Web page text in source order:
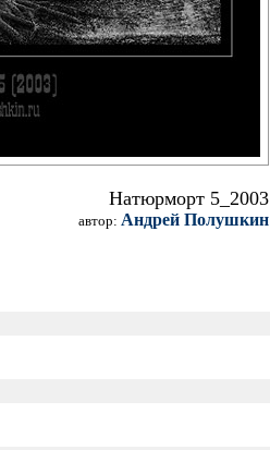
Натюрморт 5_2003
автор: Андрей Полушкин